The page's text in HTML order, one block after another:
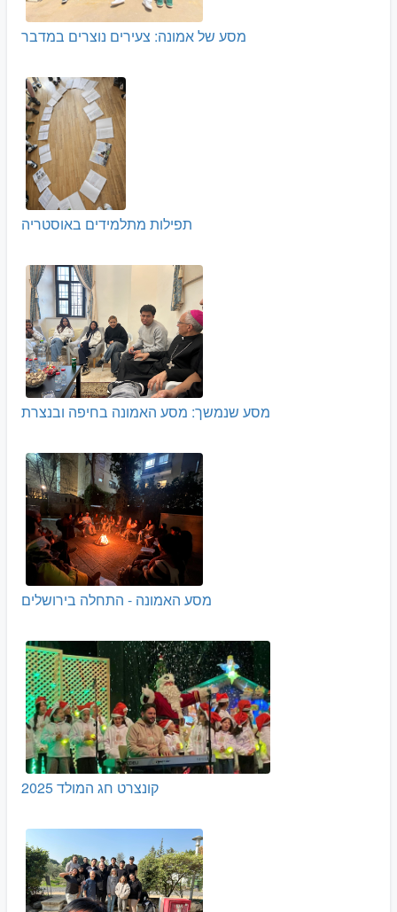
מסע של אמונה: צעירים נוצרים במדבר
תפילות מתלמידים באוסטריה
מסע שנמשך: מסע האמונה בחיפה ובנצרת
מסע האמונה - התחלה בירושלים
קונצרט חג המולד 2025